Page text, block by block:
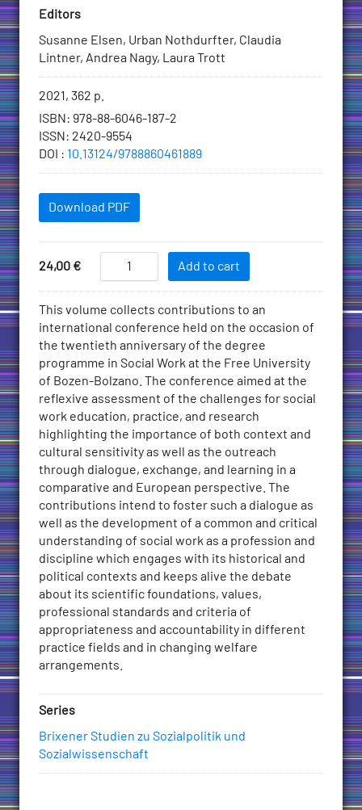
Editors
Susanne Elsen, Urban Nothdurfter, Claudia
Lintner, Andrea Nagy, Laura Trott
Bibliographic
information
2021, 362 p.
ISBN : 978-88-6046-187-2
ISSN : 2420-9554
DOI
: 10.13124/9788860461889
Downloadables
Download PDF
Price
24,00 €
Add
to
Cart
Social
Work
in
a
Border
Region
quantity
Add to cart
Description
This volume collects contributions to an
international conference held on the occasion of
the twentieth anniversary of the degree
programme in Social Work at the Free University
of Bozen-Bolzano. The conference aimed at the
reflexive assessment of the challenges for social
work education, practice, and research
highlighting the importance of both context and
cultural sensitivity as well as the outreach
through dialogue, exchange, and learning in a
comparative and European perspective. The
contributions intend to foster such a dialogue as
well as the development of a common and critical
understanding of social work as a profession and
discipline which engages with its historical and
political contexts and keeps alive the debate
about its scientific foundations, values,
professional standards and criteria of
appropriateness and accountability in different
practice fields and in changing welfare
arrangements.
Series
Brixener Studien zu Sozialpolitik und
Sozialwissenschaft